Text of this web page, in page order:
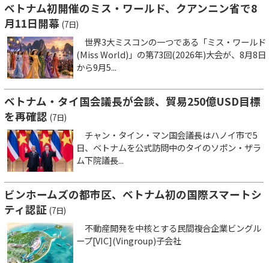
ベトナム初開催のミス・ワールド、クアンニン省で8
月11日開幕 (7日)
世界3大ミスコンの一つである「ミス・ワールド
(Miss World)」の第73回(2026年)大会が、8月8日
から9月5...
ベトナム・タイ国会議長が会談、貿易250億USD目標
を再確認 (7日)
チャン・タイン・マン国会議長はハノイ市で5
日、ベトナムを公式訪問中のタイのソポン・ザラ
ム下院議長...
ビンホームズの都市区、ベトナム初の国際スマートシ
ティ認証 (7日)
不動産開発を中核とする民間複合企業ビングル
ープ[VIC](Vingroup)子会社